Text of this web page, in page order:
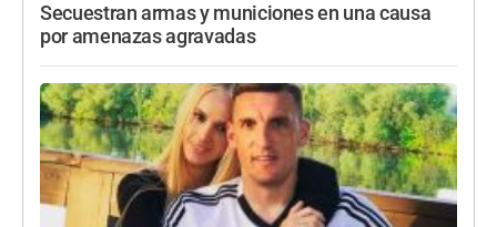
Secuestran armas y municiones en una causa
por amenazas agravadas